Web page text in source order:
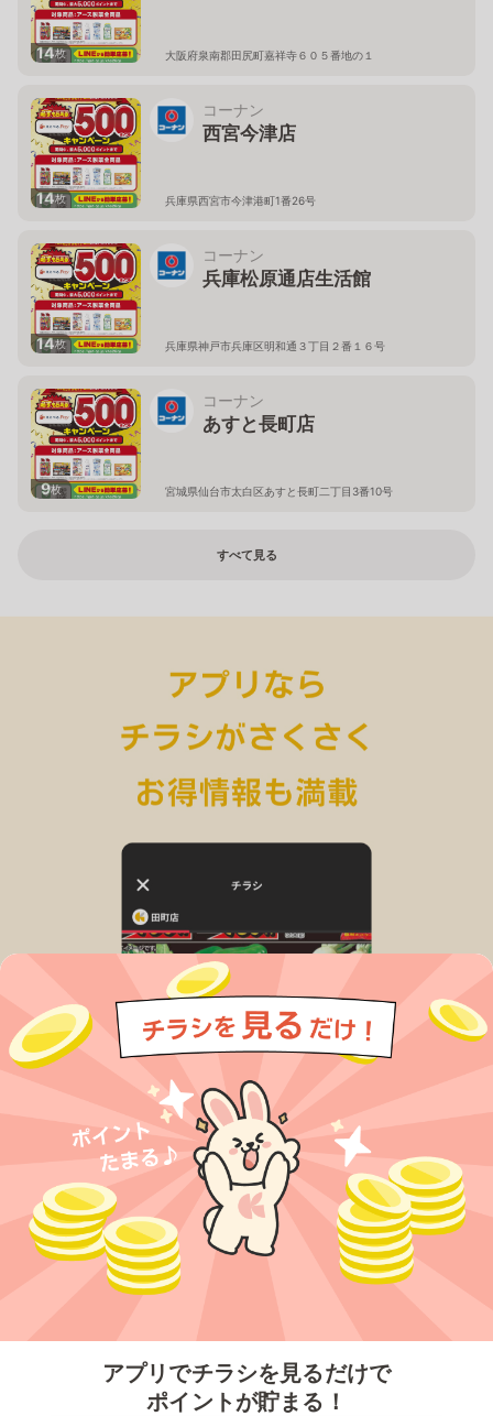
アプリでチラシを見るだけで
ポイントが貯まる！
14枚 大阪府泉南郡田尻町嘉祥寺６０５番地の１
14枚
コーナン
西宮今津店
兵庫県西宮市今津港町1番26号
14枚
コーナン
兵庫松原通店生活館
兵庫県神戸市兵庫区明和通３丁目２番１６号
9枚
コーナン
あすと長町店
宮城県仙台市太白区あすと長町二丁目3番10号
すべて見る